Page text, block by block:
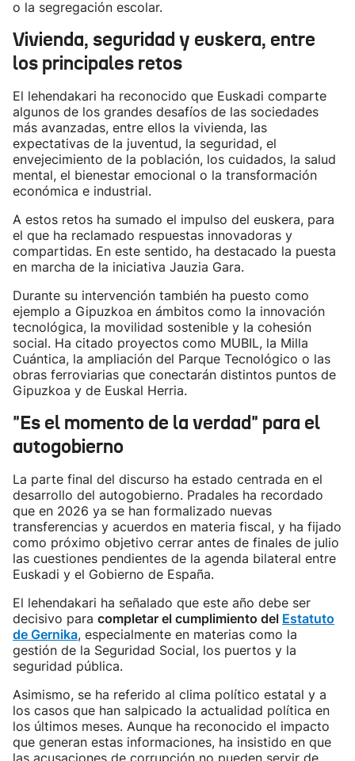
o la segregación escolar.
Vivienda, seguridad y euskera, entre
los principales retos
El lehendakari ha reconocido que Euskadi comparte
algunos de los grandes desafíos de las sociedades
más avanzadas, entre ellos la vivienda, las
expectativas de la juventud, la seguridad, el
envejecimiento de la población, los cuidados, la salud
mental, el bienestar emocional o la transformación
económica e industrial.
A estos retos ha sumado el impulso del euskera, para
el que ha reclamado respuestas innovadoras y
compartidas. En este sentido, ha destacado la puesta
en marcha de la iniciativa Jauzia Gara.
Durante su intervención también ha puesto como
ejemplo a Gipuzkoa en ámbitos como la innovación
tecnológica, la movilidad sostenible y la cohesión
social. Ha citado proyectos como MUBIL, la Milla
Cuántica, la ampliación del Parque Tecnológico o las
obras ferroviarias que conectarán distintos puntos de
Gipuzkoa y de Euskal Herria.
"Es el momento de la verdad" para el
autogobierno
La parte final del discurso ha estado centrada en el
desarrollo del autogobierno. Pradales ha recordado
que en 2026 ya se han formalizado nuevas
transferencias y acuerdos en materia fiscal, y ha fijado
como próximo objetivo cerrar antes de finales de julio
las cuestiones pendientes de la agenda bilateral entre
Euskadi y el Gobierno de España.
El lehendakari ha señalado que este año debe ser
decisivo para completar el cumplimiento del Estatuto
de Gernika, especialmente en materias como la
gestión de la Seguridad Social, los puertos y la
seguridad pública.
Asimismo, se ha referido al clima político estatal y a
los casos que han salpicado la actualidad política en
los últimos meses. Aunque ha reconocido el impacto
que generan estas informaciones, ha insistido en que
las acusaciones de corrupción no pueden servir de